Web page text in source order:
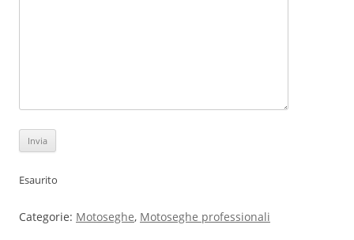
Esaurito
Categorie: Motoseghe, Motoseghe professionali